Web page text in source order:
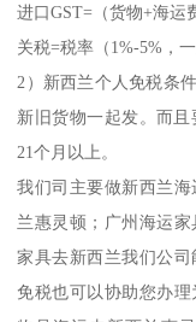
进口GST=（货物+海运
关税=税率（1%-5%，
2）新西兰个人免税条
新旧货物一起发。而
21个月以上。
我们司主要做新西兰
兰惠灵顿；广州海运
家具去新西兰我们公
免税也可以协助您办